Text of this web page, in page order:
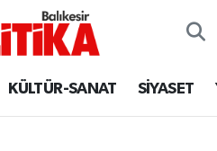
KÜLTÜR-SANAT SİYASET